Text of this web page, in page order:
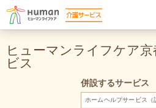
ヒューマンライフケア
ビス
併設するサービス
ホームヘルプサービス（